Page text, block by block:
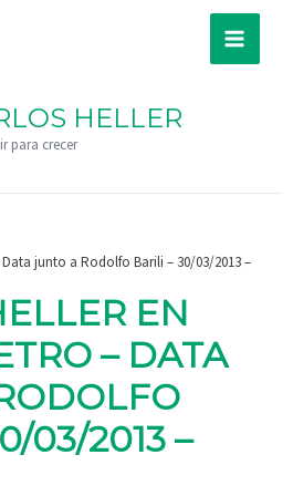
Main
HELLER
para crecer
junto a Rodolfo Barili – 30/03/2013 –
EN
– DATA
03/2013 –